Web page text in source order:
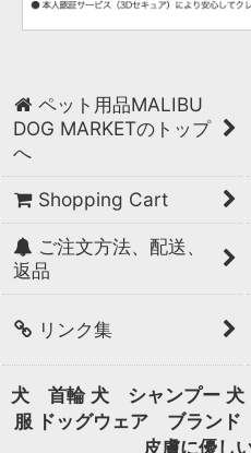
ペット用品MALIBU
DOG MARKETのトップ
へ
Shopping Cart
ご注文方法、配送、
返品
リンク集
犬 首輪 犬 シャンプー
服 ドッグウェア ブランド
皮膚に優し